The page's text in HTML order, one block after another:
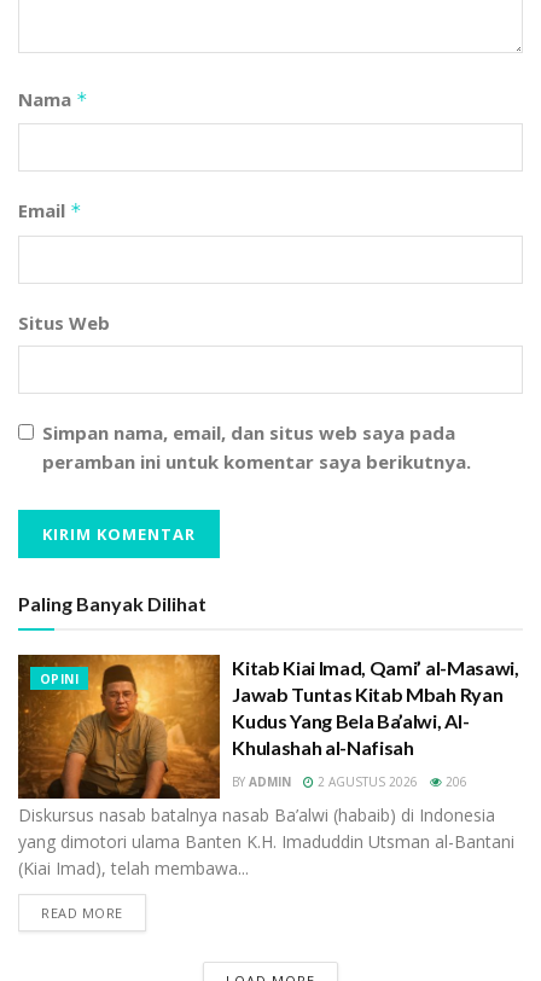
karya ulama kebanggaan Banten, Syekh Nawawi al-
Bantani”.
Kontributor: Syaiful Ahyar
Nama *
Email *
Situs Web
Simpan nama, email, dan situs web saya pada
peramban ini untuk komentar saya berikutnya.
Paling Banyak Dilihat
OPINI
Kitab Kiai Imad, Qami’ al-Masawi,
Jawab Tuntas Kitab Mbah Ryan
Kudus Yang Bela Ba’alwi, Al-
Khulashah al-Nafisah
BY ADMIN 2 AGUSTUS 2026 206
Diskursus nasab batalnya nasab Ba’alwi (habaib) di Indonesia
yang dimotori ulama Banten K.H. Imaduddin Utsman al-Bantani
(Kiai Imad), telah membawa...
READ MORE